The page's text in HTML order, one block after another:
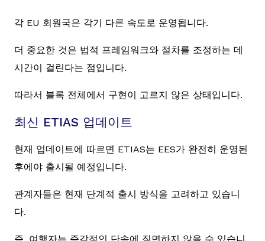
각 EU 회원국은 각기 다른 속도로 운영됩니다.
더 중요한 것은 법적 프레임워크와 절차를 조정하는 데
시간이 걸린다는 점입니다.
따라서 블록 전체에서 구현이 고르지 않은 상태입니다.
최신 ETIAS 업데이트
현재 업데이트에 따르면 ETIAS는 EES가 완전히 운영된
후에야 출시될 예정입니다.
관계자들은 현재 단계적 출시 방식을 고려하고 있습니
다.